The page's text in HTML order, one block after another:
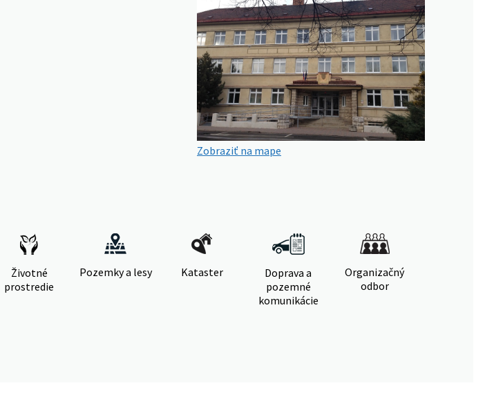
Zobraziť na mape
Životné
prostredie
Pozemky a lesy Kataster
Doprava a
pozemné
komunikácie
Organizačný
odbor